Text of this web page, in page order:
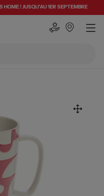
HOME ! JUSQU'AU 1ER SEPTEMBRE